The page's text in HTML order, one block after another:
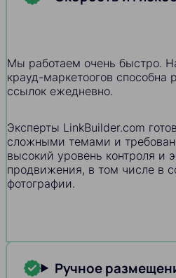
Мы работаем очень быстро.
крауд-маркетоогов способна
ссылок ежедневно.
Эксперты LinkBuilder.com
сложными темами и
высокий уровень контроля и
продвижения, в том числе в
фотографии.
Ручное